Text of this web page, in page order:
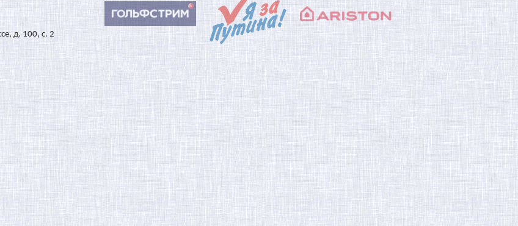
д. 100, с. 2